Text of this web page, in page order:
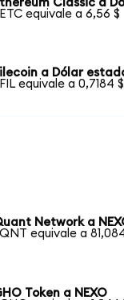
Classic a
ETC equivale a 6,56 $
a Dólar
FIL equivale a 0,7184 $
Network a
QNT equivale a
Token a NEXO